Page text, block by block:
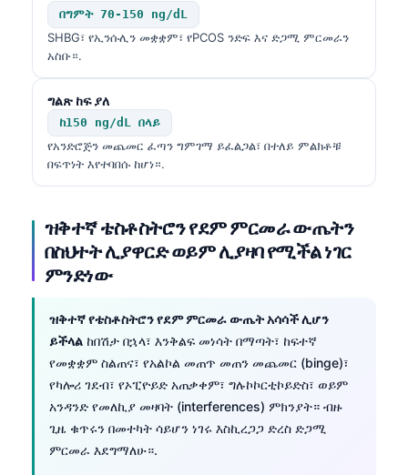
በግምት 70-150 ng/dL
SHBG፣ የኢንሱሊን መቋቋም፣ የPCOS ንድፍ እና ድጋሚ ምርመራን
አስቡ።.
ግልጽ ከፍ ያለ
ከ150 ng/dL በላይ
የአንድሮጅን መጨመር ፈጣን ግምገማ ይፈልጋል፣ በተለይ ምልክቶቹ
በፍጥነት እየተባበሱ ከሆነ።.
ዝቅተኛ ቴስቶስትሮን የደም ምርመራ ውጤትን
በስህተት ሊያዋርድ ወይም ሊያዛባ የሚችል ነገር
ምንድነው
ዝቅተኛ የቴስቶስትሮን የደም ምርመራ ውጤት አሳሳች ሊሆን
ይችላል ከበሽታ በኋላ፣ እንቅልፍ መነሳት በማጣት፣ ከፍተኛ
የመቋቋም ስልጠና፣ የአልኮል መጠጥ መጠን መጨመር (binge)፣
የካሎሪ ገደብ፣ የኦፒዮይድ አጠቃቀም፣ ግሉኮኮርቲኮይድስ፣ ወይም
አንዳንድ የመለኪያ መዛባት (interferences) ምክንያት። ብዙ
ጊዜ ቁጥሩን በመተካት ሳይሆን ነገሩ እስኪረጋጋ ድረስ ድጋሚ
ምርመራ እደግማለሁ።.
Tagalog
ไทย
ဗမာစာ
ភាសាខ្មែរ
Kiswahili
Català
Hrvatski
Slovenčina
پښتو
سنڌي